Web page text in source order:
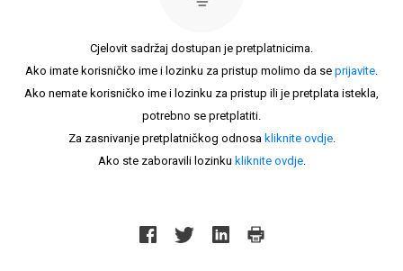
Cjelovit sadržaj dostupan je pretplatnicima.
Ako imate korisničko ime i lozinku za pristup molimo da se prijavite.
Ako nemate korisničko ime i lozinku za pristup ili je pretplata istekla,
potrebno se pretplatiti.
Za zasnivanje pretplatničkog odnosa kliknite ovdje.
Ako ste zaboravili lozinku kliknite ovdje.